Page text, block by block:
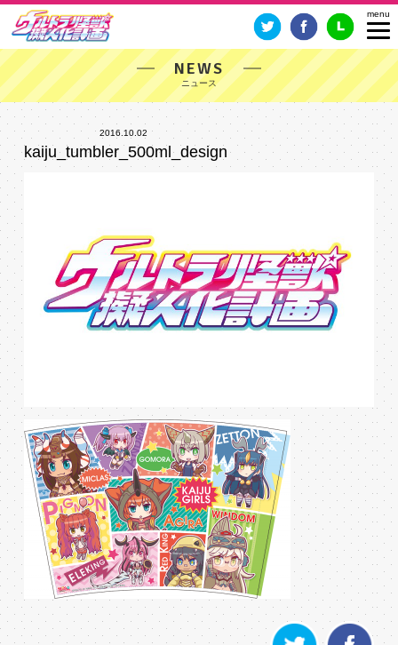
NEWS
2016.10.02
kaiju_tumbler_500ml_design